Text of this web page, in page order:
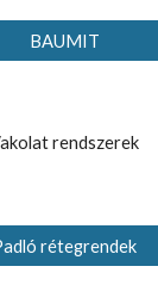
BAUMIT
rendszerek
rétegrendek